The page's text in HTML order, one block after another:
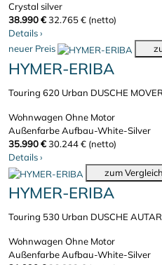
Crystal silver
38.990 €32.765 € (netto)
Details›
neuer Preis
HYMER-ERIBA
Touring 620 Urban DUSCHE
Wohnwagen Ohne Motor
Außenfarbe Aufbau-White-Silver
35.990 €30.244 € (netto)
Details›
zum
HYMER-ERIBA
Touring 530 Urban DUSCHE
Wohnwagen Ohne Motor
Außenfarbe Aufbau-White-Silver